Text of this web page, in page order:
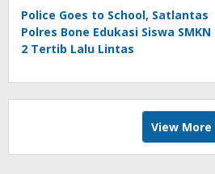
Police Goes to School, Satlantas
Polres Bone Edukasi Siswa SMKN
2 Tertib Lalu Lintas
View More